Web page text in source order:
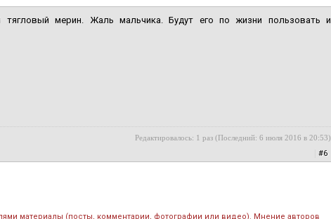
мерин. Жаль мальчика. Будут его по жизни пользовать и
Редактировалось: 1 раз (Последний: 6 июля 2016 в 20:53)
#6
материалы (посты, комментарии, фотографии или видео). Мнение авторов